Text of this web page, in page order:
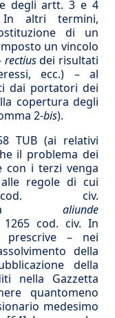
degli artt. 3 e 4
altri termini,
di un
un vincolo
rectiusdei risultati
ecc.) – al
dai portatori dei
copertura degli
2-bis).
TUB (ai relativi
il problema dei
con i terzi venga
regole di cui
civ.
aliunde
1265 cod. civ. In
prescrive – nei
della
della
nella Gazzetta
quantomeno
medesimo